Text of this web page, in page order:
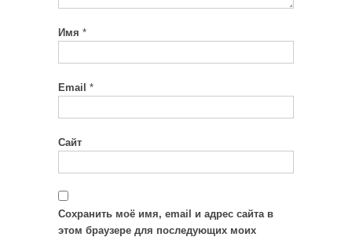
Имя *
Email *
Сайт
Сохранить моё имя, email и адрес сайта в
этом браузере для последующих моих